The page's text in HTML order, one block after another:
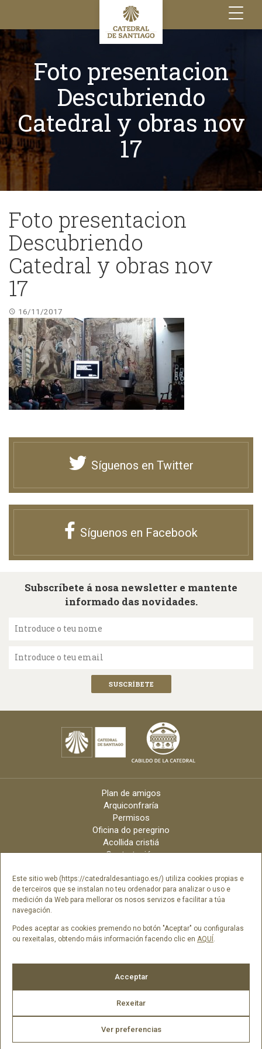
Este sitio web (https://catedraldesantiago.es/) utiliza cookies propias e
de terceiros que se instalan no teu ordenador para analizar o uso e
medición da Web para mellorar os nosos servizos e facilitar a túa
navegación.
Podes aceptar as cookies premendo no botón "Aceptar" ou configuralas
ou rexeitalas, obtendo máis información facendo clic en AQUÍ.
Acceptar
Rexeitar
Ver preferencias
Toggle
navigation
Foto presentacion
Descubriendo
Catedral y obras nov
17
Foto presentacion
Descubriendo
Catedral y obras nov
17
16/11/2017
Síguenos en Twitter
Síguenos en Facebook
Subscríbete á nosa newsletter e mantente
informado das novidades.
Introduce o teu nome
Introduce o teu email
Plan de amigos
Arquiconfraría
Permisos
Oficina do peregrino
Acollida cristiá
Contratación
Arquidiócese
Créditos
Catálogo Dixital
2026 © Catedral de Santiago de Compostela -